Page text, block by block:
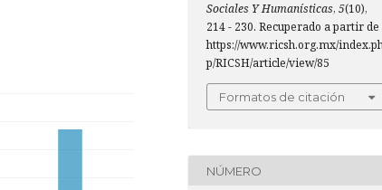
Sociales Y Humanísticas, 5(10),
214 - 230. Recuperado a partir de
https://www.ricsh.org.mx/
p/RICSH/article/view/85
Formatos de citación
NÚMERO